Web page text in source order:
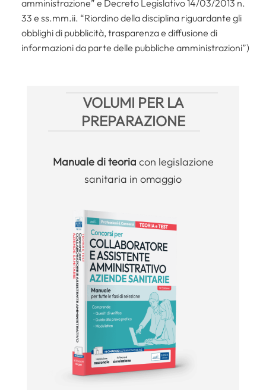
amministrazione” e Decreto Legislativo 14/03/2013 n.
33 e ss.mm.ii. “Riordino della disciplina riguardante gli
obblighi di pubblicità, trasparenza e diffusione di
informazioni da parte delle pubbliche amministrazioni”)
VOLUMI PER LA
PREPARAZIONE
Manualedi teoria con legislazione
sanitaria in omaggio